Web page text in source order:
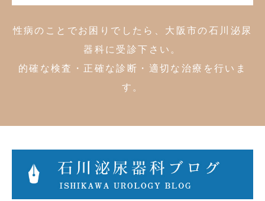
性病のことでお困りでしたら、大阪市の石川泌尿
器科に受診下さい。
的確な検査・正確な診断・適切な治療を行いま
す。